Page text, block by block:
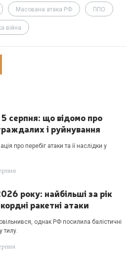
Масована атака РФ ППО
війна
серпня: що відомо про
і руйнування
про перебіг атаки та її наслідки у
року: найбільші за рік
ракетні атаки
однак РФ посилила балістичні
тилу.